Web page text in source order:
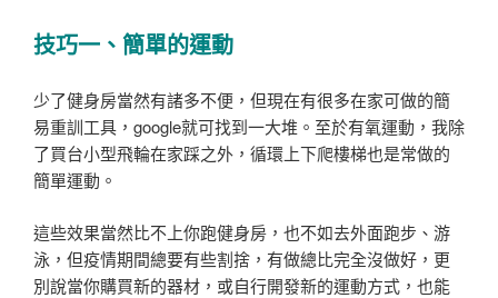
技巧一、簡單的運動
少了健身房當然有諸多不便，但現在有很多在家可做的簡
易重訓工具，google就可找到一大堆。至於有氧運動，我除
了買台小型飛輪在家踩之外，循環上下爬樓梯也是常做的
簡單運動。
這些效果當然比不上你跑健身房，也不如去外面跑步、游
泳，但疫情期間總要有些割捨，有做總比完全沒做好，更
別說當你購買新的器材，或自行開發新的運動方式，也能